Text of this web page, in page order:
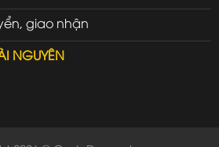
giao nhận
NGUYÊN